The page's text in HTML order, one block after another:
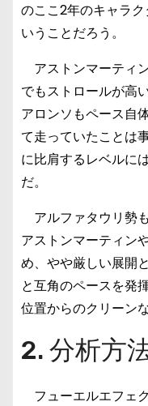
のここ2年のキャラ
いうことだろう。
アストンマーティ
でもストロールが高
アロンソもペース自
て走っていたことは
に比肩するレベルに
だ。
アルファタウリ勢
アストンマーティン
め、やや厳しい展開
と互角のペースを発
位置からのクリーン
2. 分析方
フューエルエフェ